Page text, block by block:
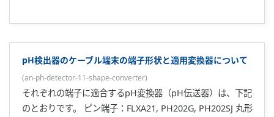
pH検出器のケーブル端末の端子形状と適用変換器について
(an-ph-detector-11-shape-converter)
それぞれの端子に適合するpH変換器（pH伝送器）は、下記
のとおりです。 ピン端子：FLXA21, PH202G, PH202SJ 丸形